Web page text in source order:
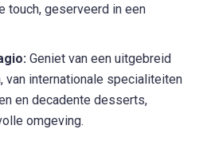
touch, geserveerd in een
Geniet van een uitgebreid
van internationale specialiteiten
en decadente desserts,
omgeving.